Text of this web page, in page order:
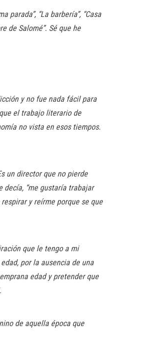
parada”, “La barbería”, “Casa
de Salomé”. Sé que he
y no fue nada fácil para
el trabajo literario de
no vista en esos tiempos.
un director que no pierde
decía, “me gustaría trabajar
y reírme porque se que
que le tengo a mi
por la ausencia de una
edad y pretender que
de aquella época que